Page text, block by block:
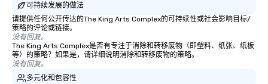
可持续发展的做法
请提供任何公开传达的The King Arts Complex的可持续性或社会影响目标/
策略的评论或链接。
没有回复。
The King Arts Complex是否有专注于消除和转移废物（即塑料、纸张、纸板
等）的策略？如果是，请详细说明消除和转移废物的策略。
没有回复。
多元化和包容性